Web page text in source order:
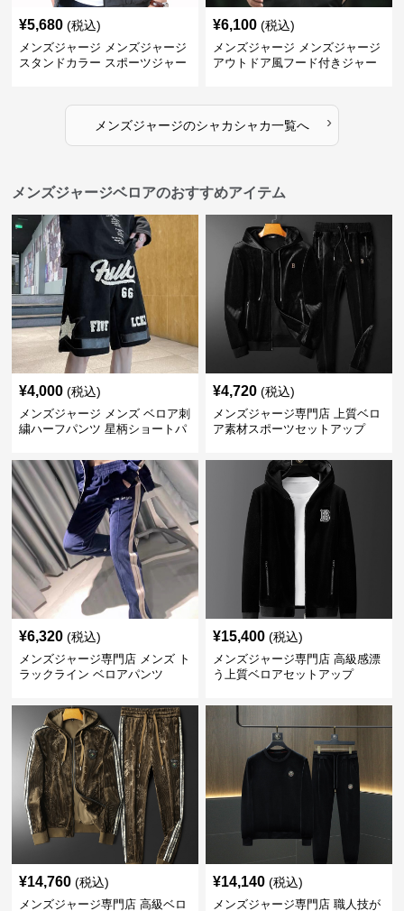
¥5,680 (税込)
メンズジャージ メンズジャージ
スタンドカラー スポーツジャー
¥6,100 (税込)
メンズジャージ メンズジャージ
アウトドア風フード付きジャー
メンズジャージのシャカシャカ一覧へ ›
メンズジャージベロアのおすすめアイテム
¥4,000 (税込)
メンズジャージ メンズ ベロア刺
繍ハーフパンツ 星柄ショートパ
¥4,720 (税込)
メンズジャージ専門店 上質ベロ
ア素材スポーツセットアップ
¥6,320 (税込)
メンズジャージ専門店 メンズ ト
ラックライン ベロアパンツ
¥15,400 (税込)
メンズジャージ専門店 高級感漂
う上質ベロアセットアップ
¥14,760 (税込)
メンズジャージ専門店 高級ベロ
¥14,140 (税込)
メンズジャージ専門店 職人技が